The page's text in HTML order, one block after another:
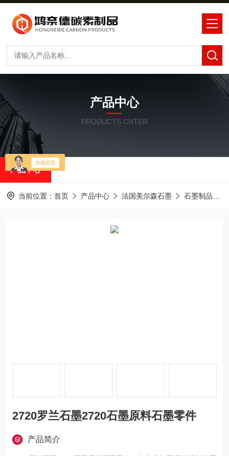
产品中心
PRODUCTS CNTER
产品中心
当前位置： 首页 产品中心 法国美尔森石墨 石墨制品
2720罗兰石墨2720石墨原料石墨零件
产品简介